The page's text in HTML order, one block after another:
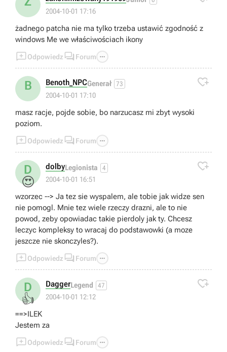
2004-10-01 17:16
żadnego patcha nie ma tylko trzeba ustawić zgodność z
windows Me we właściwościach ikony
Odpowiedz  Forum 
B Benoth_NPCGenerał 73
2004-10-01 17:10

masz racje, pojde sobie, bo narzucasz mi zbyt wysoki
poziom.
Odpowiedz  Forum 
D
😍
dolbyLegionista 4
2004-10-01 16:51

wzorzec --> Ja tez sie wyspalem, ale tobie jak widze sen
nie pomogl. Mnie tez wiele rzeczy drazni, ale to nie
powod, zeby opowiadac takie pierdoly jak ty. Chcesz
leczyc kompleksy to wracaj do podstawowki (a moze
jeszcze nie skonczyles?).
Odpowiedz  Forum 
D
👍
DaggerLegend 47
2004-10-01 12:12

==>ILEK
Jestem za
Odpowiedz  Forum 